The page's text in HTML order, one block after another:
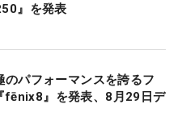
』を発表
のパフォーマンスを誇るフ
fēnix8』を発表、8月29日デ